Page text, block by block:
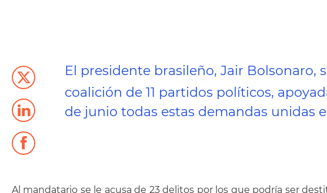
El presidente brasileño, Jair Bolsonaro,
coalición de 11 partidos políticos,
de junio todas estas demandas unidas
Al mandatario se le acusa de 23 delitos por los que podría ser